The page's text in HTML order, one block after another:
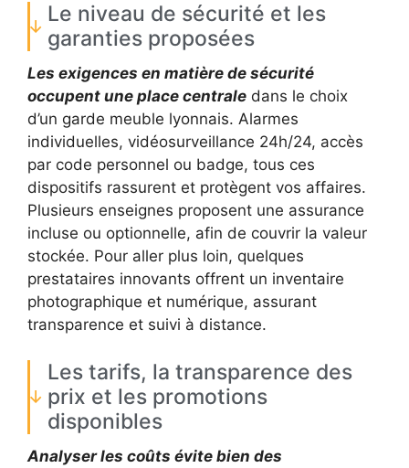
Le niveau de sécurité et les
garanties proposées
Les exigences en matière de sécurité
occupent une place centrale dans le choix
d’un garde meuble lyonnais. Alarmes
individuelles, vidéosurveillance 24h/24, accès
par code personnel ou badge, tous ces
dispositifs rassurent et protègent vos affaires.
Plusieurs enseignes proposent une assurance
incluse ou optionnelle, afin de couvrir la valeur
stockée. Pour aller plus loin, quelques
prestataires innovants offrent un inventaire
photographique et numérique, assurant
transparence et suivi à distance.
Les tarifs, la transparence des
prix et les promotions
disponibles
Analyser les coûts évite bien des